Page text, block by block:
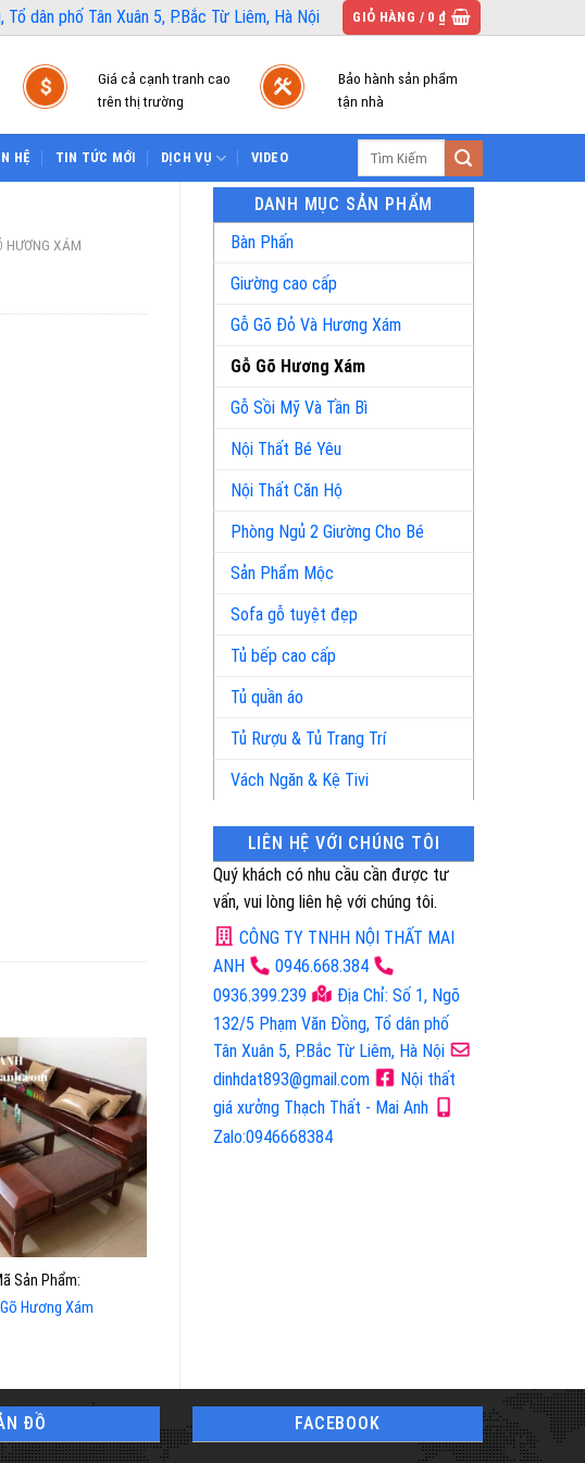
dân phố Tân Xuân 5, P.Bắc Từ Liêm, Hà Nội GIỎ HÀNG / 0 ₫
Giá cả cạnh tranh cao
trên thị trường
Bảo hành sản phẩm
tận nhà
HỆ TIN TỨC MỚI DỊCH VỤ VIDEO
DANH MỤC SẢN PHẨM
Bàn Phấn
Giường cao cấp
Gỗ Gõ Đỏ Và Hương Xám
Gỗ Gõ Hương Xám
Gỗ Sồi Mỹ Và Tần Bì
Nội Thất Bé Yêu
Nội Thất Căn Hộ
Phòng Ngủ 2 Giường Cho Bé
Sản Phẩm Mộc
Sofa gỗ tuyệt đẹp
Tủ bếp cao cấp
Tủ quần áo
Tủ Rượu & Tủ Trang Trí
Vách Ngăn & Kệ Tivi
LIÊN HỆ VỚI CHÚNG TÔI
Quý khách có nhu cầu cần được tư
vấn, vui lòng liên hệ với chúng tôi.
CÔNG TY TNHH NỘI THẤT MAI
ANH
0946.668.384
0936.399.239
Địa Chỉ: Số 1, Ngõ
132/5 Phạm Văn Đồng, Tổ dân phố
Tân Xuân 5, P.Bắc Từ Liêm, Hà Nội
dinhdat893@gmail.com
Nội thất
giá xưởng Thạch Thất - Mai Anh
Zalo:0946668384
HƯƠNG XÁM
Sản Phẩm:
Hương Xám
ĐỒ FACEBOOK